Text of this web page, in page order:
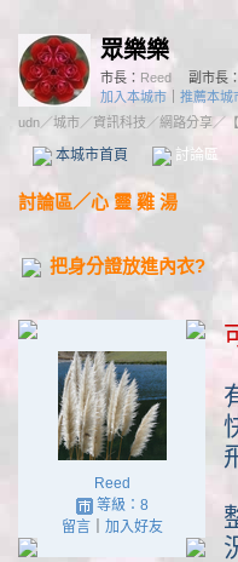
眾樂樂
市長： Reed 副市長：
加入本城市
推薦本城
udn／城市／資訊科技 ／網路分享 ／
本城市首頁 討論區
討論區／心 靈 雞 湯
把身分證放進內衣?
Reed
等級：8
留言｜ 加入好友